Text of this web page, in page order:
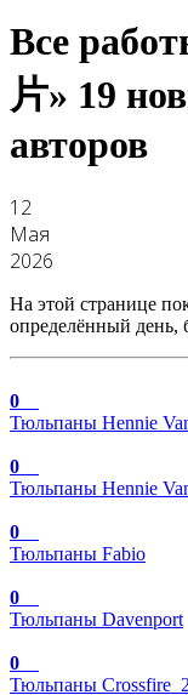
Все
片» 19
авторов
12
Мая
2026
На этой странице
определённый день,
0
Тюльпаны Hennie
0
Тюльпаны Hennie
0
Тюльпаны Fabio
0
Тюльпаны Davenport
0
Тюльпаны Crossfire_2